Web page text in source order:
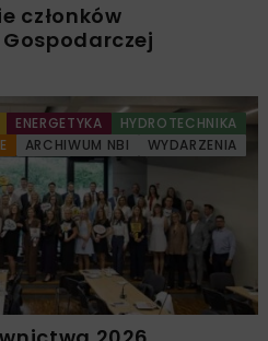
członków
ENERGETYKA
HYDROTECHNIKA
ARCHIWUM NBI WYDARZENIA